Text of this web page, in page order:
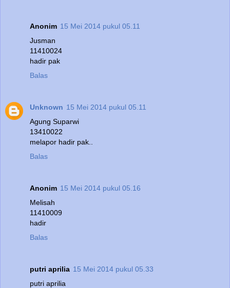
Anonim 15 Mei 2014 pukul 05.11
Jusman
11410024
hadir pak
Balas
Unknown 15 Mei 2014 pukul 05.11
Agung Suparwi
13410022
melapor hadir pak..
Balas
Anonim 15 Mei 2014 pukul 05.16
Melisah
11410009
hadir
Balas
putri aprilia 15 Mei 2014 pukul 05.33
putri aprilia